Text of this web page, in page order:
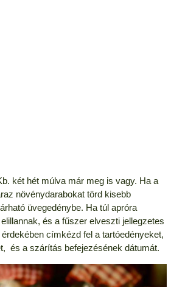
két hét múlva már meg is vagy. Ha a
növénydarabokat törd kisebb
üvegedénybe. Ha túl apróra
és a fűszer elveszti jellegzetes
címkézd fel a tartóedényeket,
és a szárítás befejezésének dátumát.